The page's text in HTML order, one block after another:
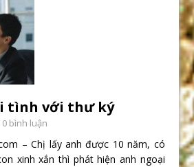
tình với thư ký
bình luận
– Chị lấy anh được 10 năm, có
xinh xắn thì phát hiện anh ngoại